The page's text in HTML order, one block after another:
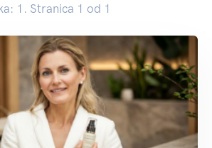
1. Stranica 1 od 1